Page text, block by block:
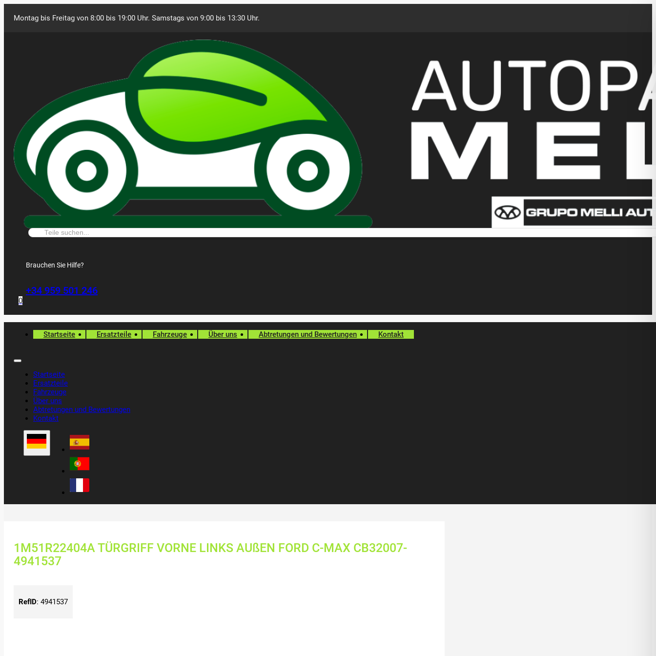
Montag bis Freitag von 8:00 bis 19:00 Uhr. Samstags von 9:00 bis 13:30 Uhr.
Suche:
Brauchen Sie Hilfe?
+34 959 501 246
0
Startseite Ersatzteile Fahrzeuge Über uns Abtretungen und Bewertungen Kontakt
Startseite
Ersatzteile
Fahrzeuge
Über uns
Abtretungen und Bewertungen
Kontakt
1M51R22404A TÜRGRIFF VORNE LINKS AUßEN FORD C-MAX CB32007-
4941537
RefID: 4941537